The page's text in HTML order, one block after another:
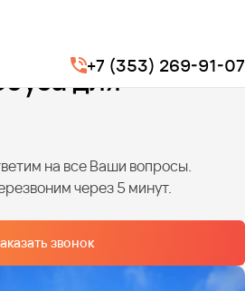
+7 (353) 269-91-07
для экскурсий
для
на все Ваши вопросы.
через 5 минут.
звонок